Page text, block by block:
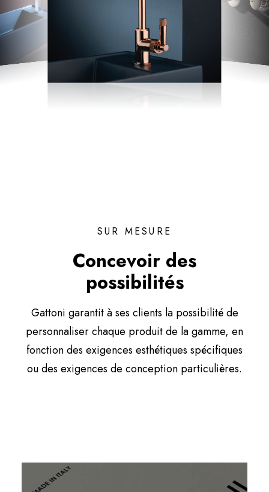
SUR MESURE
Concevoir des
possibilités
Gattoni garantit à ses clients la possibilité de
personnaliser chaque produit de la gamme, en
fonction des exigences esthétiques spécifiques
ou des exigences de conception particulières.